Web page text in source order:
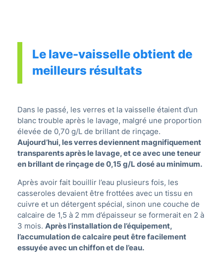
Le lave-vaisselle obtient de
meilleurs résultats
Dans le passé, les verres et la vaisselle étaient d’un
blanc trouble après le lavage, malgré une proportion
élevée de 0,70 g/L de brillant de rinçage.
Aujourd’hui, les verres deviennent magnifiquement
transparents après le lavage, et ce avec une teneur
en brillant de rinçage de 0,15 g/L dosé au minimum.
Après avoir fait bouillir l’eau plusieurs fois, les
casseroles devaient être frottées avec un tissu en
cuivre et un détergent spécial, sinon une couche de
calcaire de 1,5 à 2 mm d’épaisseur se formerait en 2 à
3 mois. Après l’installation de l’équipement,
l’accumulation de calcaire peut être facilement
essuyée avec un chiffon et de l’eau.